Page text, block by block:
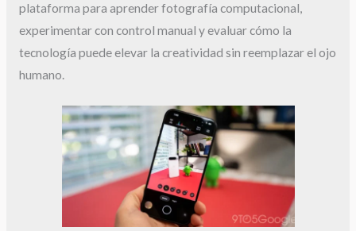
plataforma para aprender fotografía computacional,
experimentar con control manual y evaluar cómo la
tecnología puede elevar la creatividad sin reemplazar el ojo
humano.